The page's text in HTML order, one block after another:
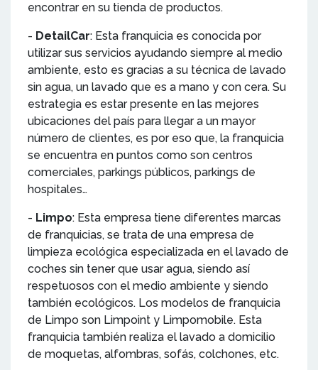
encontrar en su tienda de productos.
- DetailCar: Esta franquicia es conocida por
utilizar sus servicios ayudando siempre al medio
ambiente, esto es gracias a su técnica de lavado
sin agua, un lavado que es a mano y con cera. Su
estrategia es estar presente en las mejores
ubicaciones del país para llegar a un mayor
número de clientes, es por eso que, la franquicia
se encuentra en puntos como son centros
comerciales, parkings públicos, parkings de
hospitales…
- Limpo: Esta empresa tiene diferentes marcas
de franquicias, se trata de una empresa de
limpieza ecológica especializada en el lavado de
coches sin tener que usar agua, siendo así
respetuosos con el medio ambiente y siendo
también ecológicos. Los modelos de franquicia
de Limpo son Limpoint y Limpomobile. Esta
franquicia también realiza el lavado a domicilio
de moquetas, alfombras, sofás, colchones, etc.